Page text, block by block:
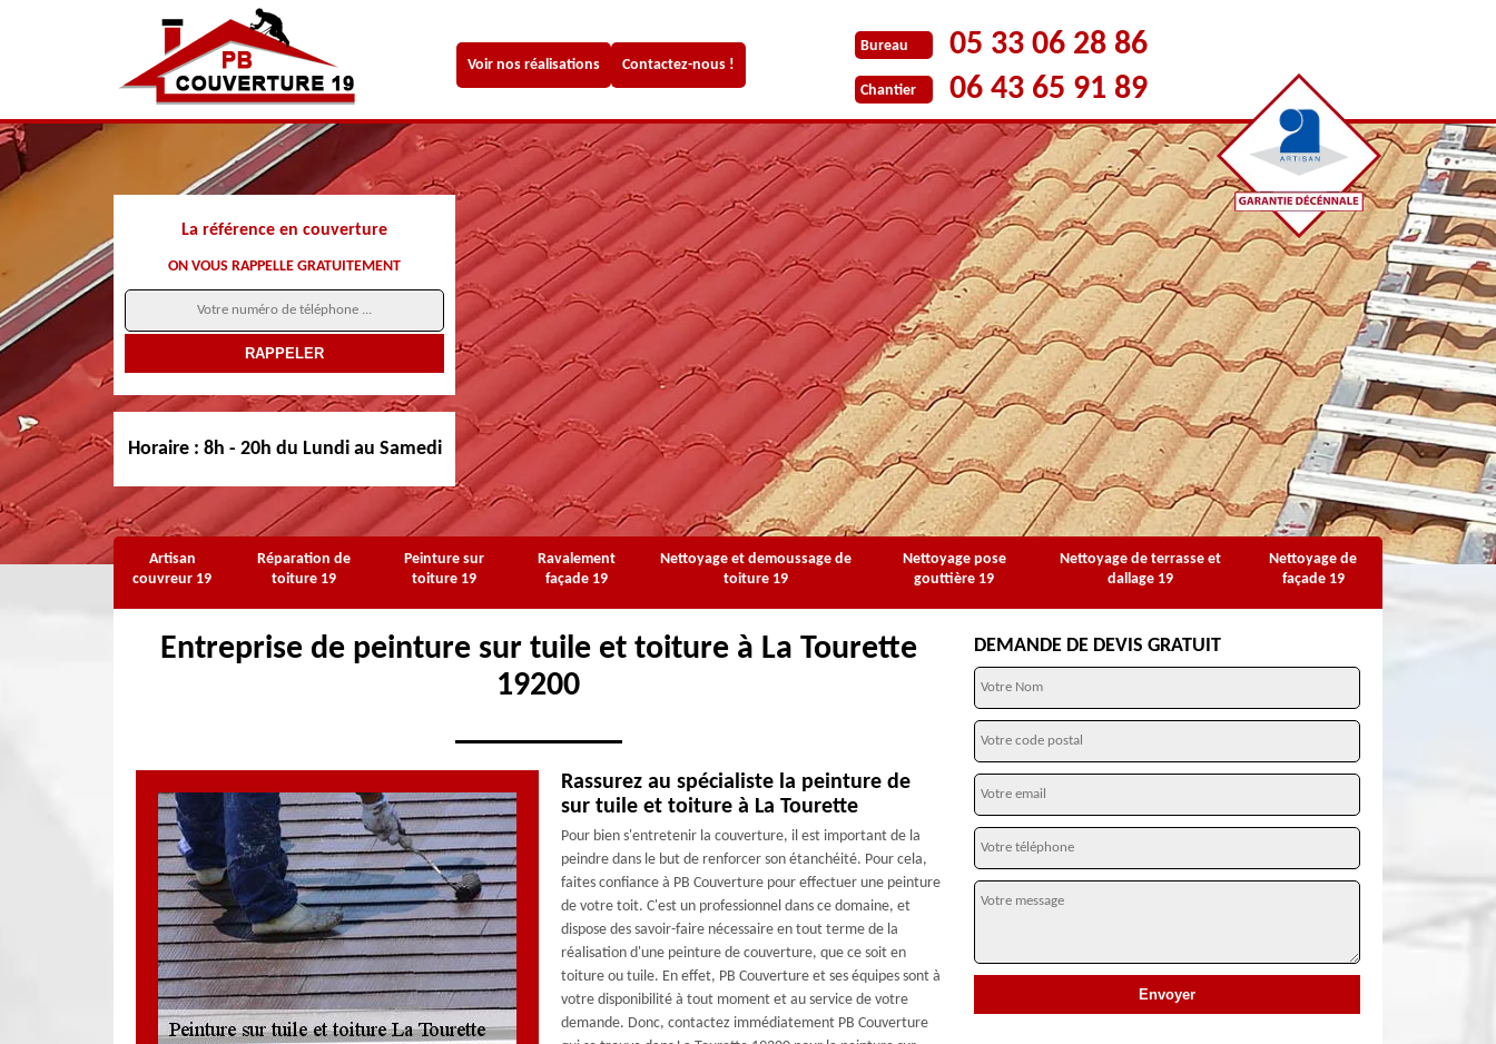
Voir nos réalisations Contactez-nous !
Bureau 05 33 06 28 86
Chantier 06 43 65 91 89
La référence en couverture
ON VOUS RAPPELLE GRATUITEMENT
Horaire : 8h - 20h du Lundi au Samedi
Artisan
couvreur 19
Réparation de
toiture 19
Peinture sur
toiture 19
Ravalement
façade 19
Nettoyage et demoussage de
toiture 19
Nettoyage pose
gouttière 19
Nettoyage de terrasse et
dallage 19
Nettoyage de
façade 19
Entreprise de peinture sur tuile et toiture à La Tourette
19200
Rassurez au spécialiste la peinture de
sur tuile et toiture à La Tourette
Pour bien s'entretenir la couverture, il est important de la
peindre dans le but de renforcer son étanchéité. Pour cela,
faites confiance à PB Couverture pour effectuer une peinture
de votre toit. C'est un professionnel dans ce domaine, et
dispose des savoir-faire nécessaire en tout terme de la
réalisation d'une peinture de couverture, que ce soit en
toiture ou tuile. En effet, PB Couverture et ses équipes sont à
votre disponibilité à tout moment et au service de votre
demande. Donc, contactez immédiatement PB Couverture
DEMANDE DE DEVIS GRATUIT